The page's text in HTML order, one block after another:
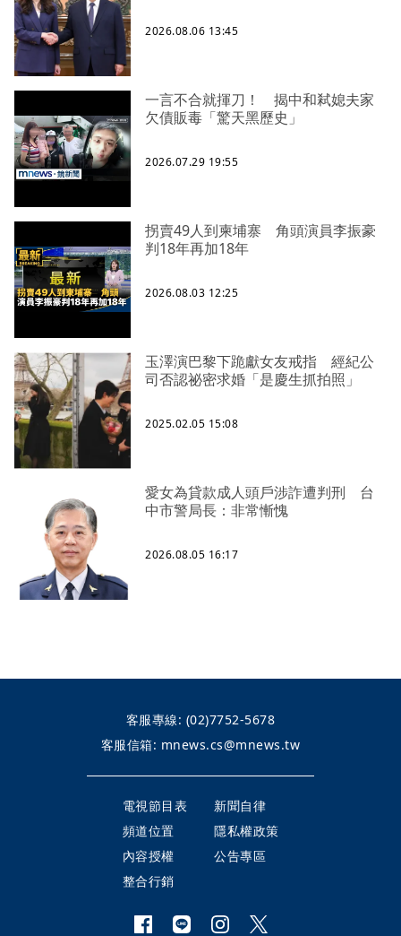
2026.08.06 13:45
一言不合就揮刀！ 揭中和弒媳夫家
欠債販毒「驚天黑歷史」
2026.07.29 19:55
拐賣49人到柬埔寨 角頭演員李振豪
判18年再加18年
2026.08.03 12:25
玉澤演巴黎下跪獻女友戒指 經紀公
司否認祕密求婚「是慶生抓拍照」
2025.02.05 15:08
愛女為貸款成人頭戶涉詐遭判刑 台
中市警局長：非常慚愧
2026.08.05 16:17
客服專線: (02)7752-5678
客服信箱: mnews.cs@mnews.tw
電視節目表
新聞自律
頻道位置
隱私權政策
內容授權
公告專區
整合行銷